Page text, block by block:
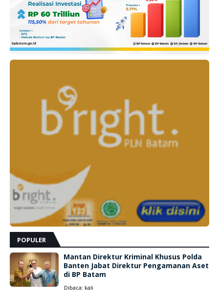
POPULER
Mantan Direktur Kriminal Khusus Polda
Banten Jabat Direktur Pengamanan Aset
di BP Batam
Dibaca: kali